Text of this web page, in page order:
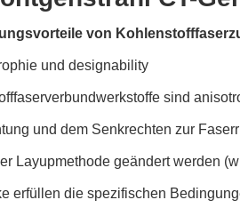
von
und designability
sind
und dem Senkrechten zur
Layupmethode geändert werden
erfüllen die spezifischen